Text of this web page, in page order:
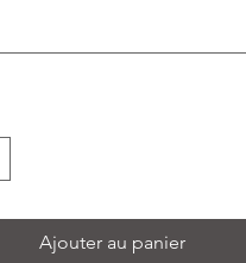
Ajouter au panier